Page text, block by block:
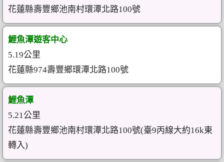
花蓮縣壽豐鄉池南村環潭北路100號
鯉魚潭遊客中心
5.19公里
花蓮縣974壽豐鄉環潭北路100號
鯉魚潭
5.21公里
花蓮縣壽豐鄉池南村環潭北路100號(臺9丙線大約16k東
轉入)